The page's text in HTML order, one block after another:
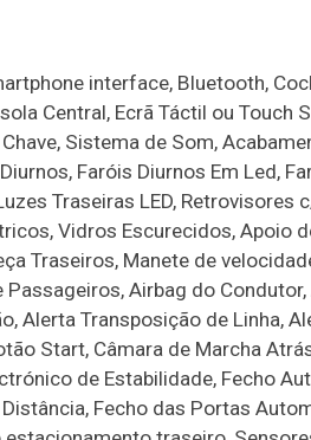
interface, Bluetooth,
Central, Ecrã Táctil ou Touch
Sistema de Som,
Faróis Diurnos Em Led,
Traseiras LED,
Vidros Escurecidos, Apoio
Traseiros, Manete de
Airbag do
Alerta Transposição de Linha,
Start, Câmara de Marcha
de Estabilidade, Fecho
Fecho das Portas